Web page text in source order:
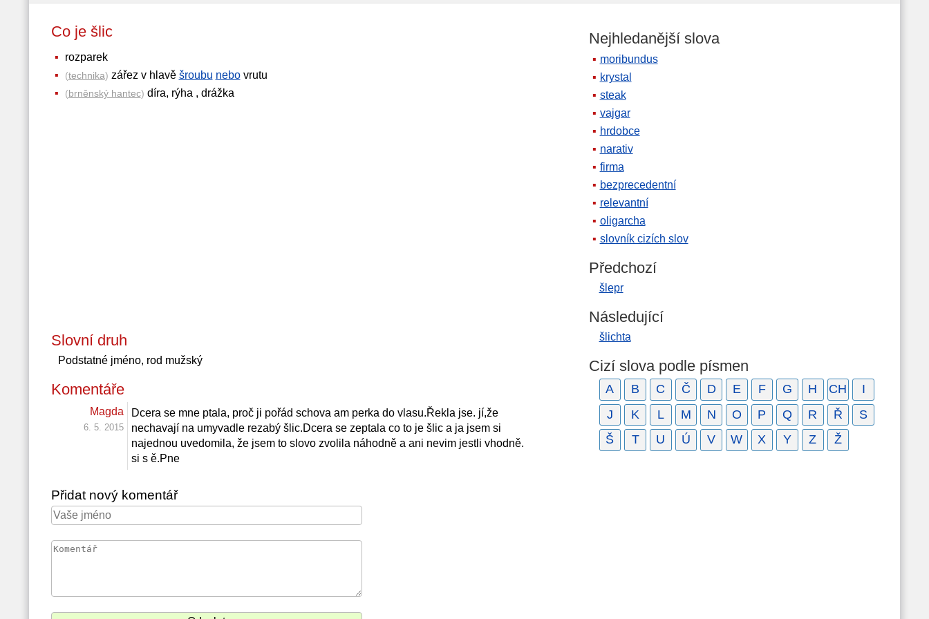
Co je šlic
rozparek
(technika) zářez v hlavě šroubu nebovrutu
(brněnský hantec) díra, rýha , drážka
Slovní druh
Podstatné jméno, rod mužský
Komentáře
Magda
6. 5. 2015
Dcera se mne ptala, proč ji pořád schova am perka do vlasu.Řekla jse. jí,že
nechavají na umyvadle rezabý šlic.Dcera se zeptala co to je šlic a ja jsem si
najednou uvedomila, že jsem to slovo zvolila náhodně a ani nevim jestli vhodně.
si s ě.Pne
Přidat nový komentář
Nejhledanější slova
moribundus
krystal
steak
vajgar
hrdobce
narativ
firma
bezprecedentní
relevantní
oligarcha
slovník cizích slov
Předchozí
šlepr
Následující
šlichta
Cizí slova podle písmen
A B C Č D E F G H CH
I
J
K L M N O P Q R Ř
S
Š
T U Ú V W X Y Z Ž